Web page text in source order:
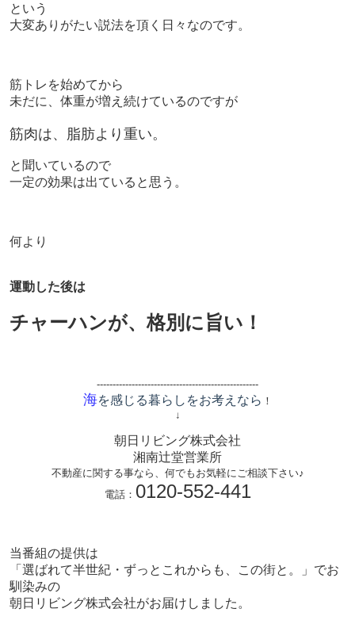
という
大変ありがたい説法を頂く日々なのです。
筋トレを始めてから
未だに、体重が増え続けているのですが
筋肉は、脂肪より重い。
と聞いているので
一定の効果は出ていると思う。
何より
運動した後は
チャーハンが、格別に旨い！
---------------------------------------------------
海を感じる暮らしをお考えなら ！
↓
朝日リビング株式会社
湘南辻堂営業所
不動産に関する事なら、何でもお気軽にご相談下さい♪
電話： 0120-552-441
当番組の提供は
「選ばれて半世紀・ずっとこれからも、この街と。」でお
馴染みの
朝日リビング株式会社がお届けしました。